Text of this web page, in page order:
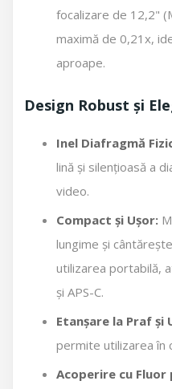
focalizare de 12,2"
maximă de 0,21x,
aproape.
Design Robust și
Inel Diafragmă
lină și silențioasă a
video.
Compact și Ușor:
lungime și
utilizarea portabilă,
și APS-C.
Etanșare la Praf și
permite utilizarea în
Acoperire cu